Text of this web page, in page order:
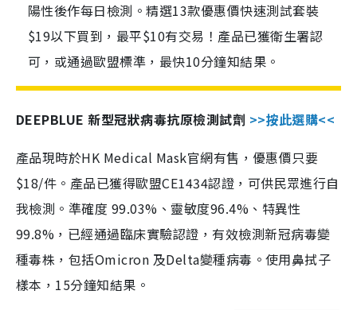
陽性後作每日檢測。精選13款優惠價快速測試套裝
$19以下買到，最平$10有交易！產品已獲衛生署認
可，或通過歐盟標準，最快10分鐘知結果。
DEEPBLUE 新型冠狀病毒抗原檢測試劑 >>按此選購<<
產品現時於HK Medical Mask官網有售，優惠價只要
$18/件。產品已獲得歐盟CE1434認證，可供民眾進行自
我檢測。準確度 99.03%、靈敏度96.4%、特異性
99.8%，已經通過臨床實驗認證，有效檢測新冠病毒變
種毒株，包括Omicron 及Delta變種病毒。使用鼻拭子
樣本，15分鐘知結果。